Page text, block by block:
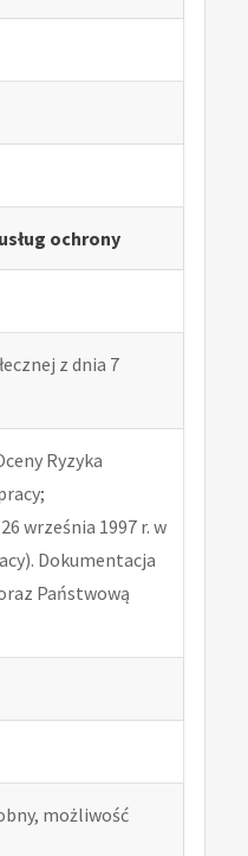
ochrony
z dnia 7
Ryzyka
września 1997 r. w
Dokumentacja
Państwową
możliwość